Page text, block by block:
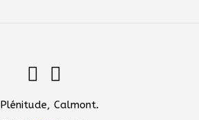
Plénitude, Calmont.